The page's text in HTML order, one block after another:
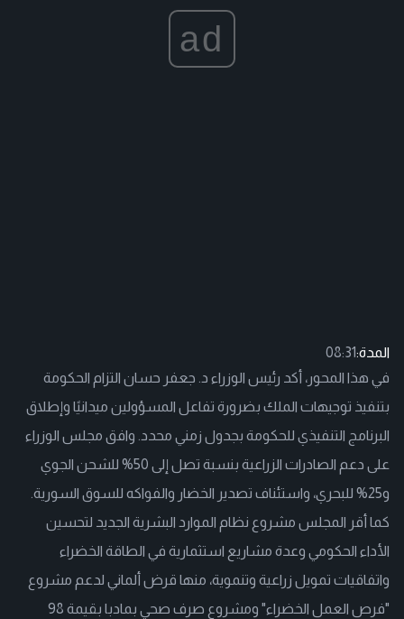
ad
المدة:08:31
في هذا المحور، أكد رئيس الوزراء د. جعفر حسان التزام الحكومة
بتنفيذ توجيهات الملك بضرورة تفاعل المسؤولين ميدانيًا وإطلاق
البرنامج التنفيذي للحكومة بجدول زمني محدد. وافق مجلس الوزراء
على دعم الصادرات الزراعية بنسبة تصل إلى 50% للشحن الجوي
و25% للبحري، واستئناف تصدير الخضار والفواكه للسوق السورية.
كما أقر المجلس مشروع نظام الموارد البشرية الجديد لتحسين
الأداء الحكومي وعدة مشاريع استثمارية في الطاقة الخضراء
واتفاقيات تمويل زراعية وتنموية، منها قرض ألماني لدعم مشروع
"فرص العمل الخضراء" ومشروع صرف صحي بمادبا بقيمة 98